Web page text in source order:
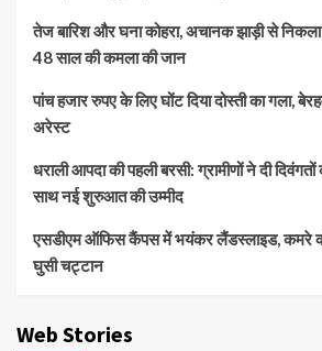
तेज बारिश और घना कोहरा, अचानक झाड़ी से
48 साल की कमला की जान
पांच हजार रुपए के लिए घोंट दिया दोस्ती का गला,
अरेस्ट
धराली आपदा की पहली बरसी: ग्रामीणों ने दी
साथ नई शुरुआत की उम्मीद
एसडीएम ऑफिस कैंपस में भयंकर लैंडस्लाइड, कमरे
घुसी चट्टान
Web Stories